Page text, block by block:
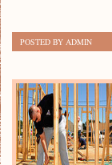
POSTED BY ADMIN